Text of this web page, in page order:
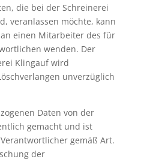
die bei der Schreinerei
veranlassen möchte, kann
einen Mitarbeiter des für
wenden. Der
Klingauf wird
unverzüglich
Daten von der
gemacht und ist
gemäß Art.
der